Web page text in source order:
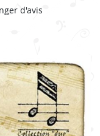
d'avis